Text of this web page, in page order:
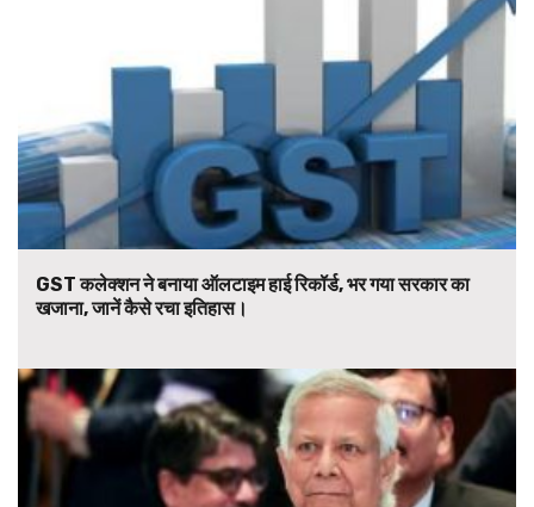
GST कलेक्शन ने बनाया ऑलटाइम हाई रिकॉर्ड, भर गया सरकार का
खजाना, जानें कैसे रचा इतिहास।